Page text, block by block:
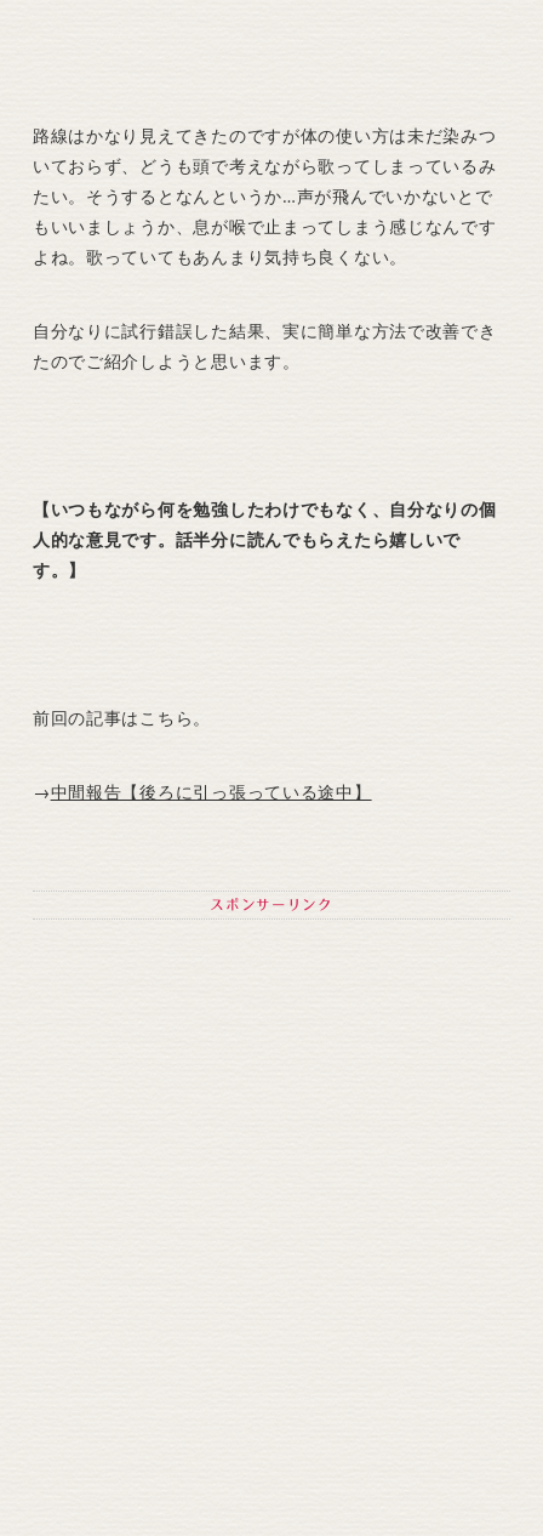
路線はかなり見えてきたのですが体の使い方は未だ染みつ
いておらず、どうも頭で考えながら歌ってしまっているみ
たい。そうするとなんというか…声が飛んでいかないとで
もいいましょうか、息が喉で止まってしまう感じなんです
よね。歌っていてもあんまり気持ち良くない。
自分なりに試行錯誤した結果、実に簡単な方法で改善でき
たのでご紹介しようと思います。
【いつもながら何を勉強したわけでもなく、自分なりの個
人的な意見です。話半分に読んでもらえたら嬉しいで
す。】
前回の記事はこちら。
→中間報告【後ろに引っ張っている途中】
スポンサーリンク